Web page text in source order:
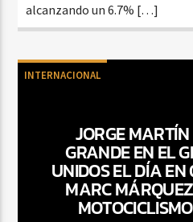
alcanzando un 6.7% […]
INTERNACIONAL
JORGE
GRANDE EN EL
UNIDOS EL DÍA EN
MARC